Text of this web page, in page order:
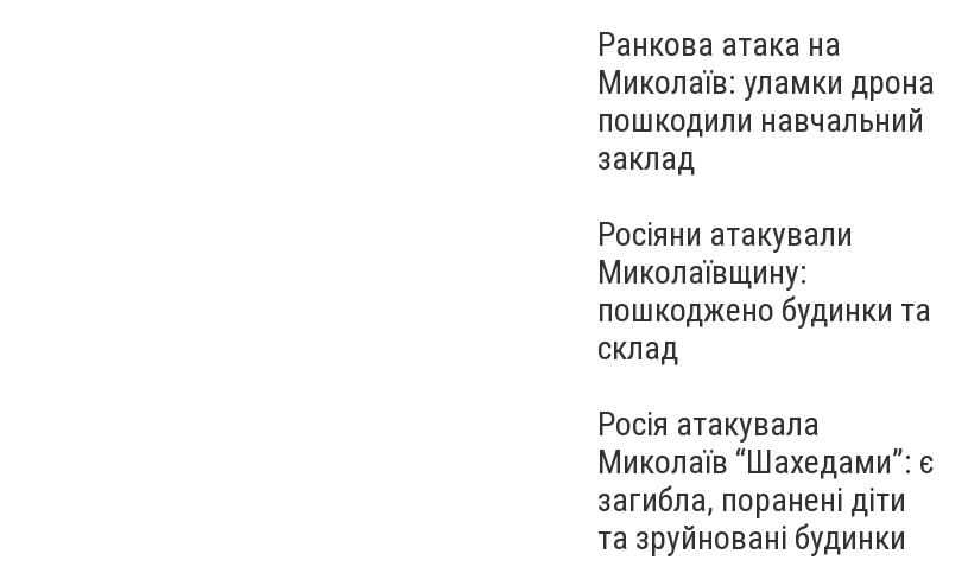
Ранкова атака на
Миколаїв: уламки дрона
пошкодили навчальний
заклад
Росіяни атакували
Миколаївщину:
пошкоджено будинки та
склад
Росія атакувала
Миколаїв “Шахедами”: є
загибла, поранені діти
та зруйновані будинки